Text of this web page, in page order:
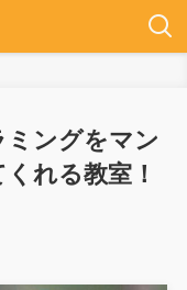
ングをマン
れる教室！